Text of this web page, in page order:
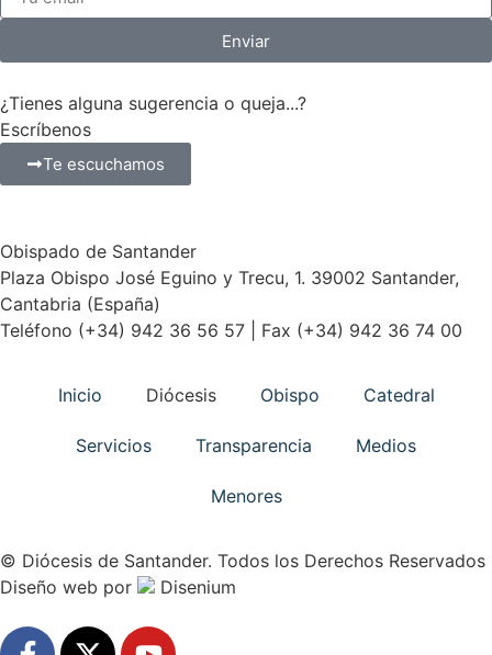
Enviar
¿Tienes alguna sugerencia o queja...?
Escríbenos
Te escuchamos
Obispado de Santander
Plaza Obispo José Eguino y Trecu, 1. 39002 Santander,
Cantabria (España)
Teléfono (+34) 942 36 56 57 | Fax (+34) 942 36 74 00
Inicio Diócesis Obispo Catedral
Servicios Transparencia Medios
Menores
© Diócesis de Santander. Todos los Derechos Reservados
Diseño web por Disenium